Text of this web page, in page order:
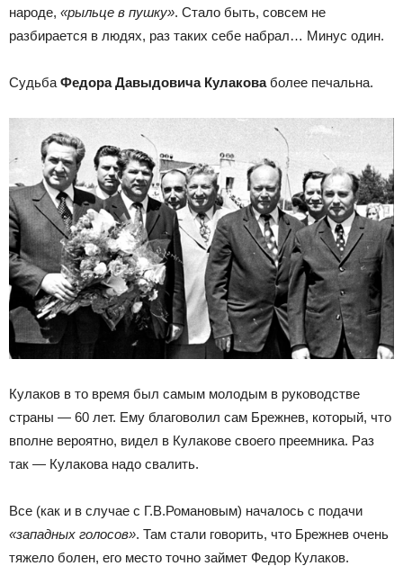
народе, «рыльце в пушку». Стало быть, совсем не
разбирается в людях, раз таких себе набрал… Минус один.
Судьба Федора Давыдовича Кулаковаболее печальна.
Кулаков в то время был самым молодым в руководстве
страны — 60 лет. Ему благоволил сам Брежнев, который, что
вполне вероятно, видел в Кулакове своего преемника. Раз
так — Кулакова надо свалить.
Все (как и в случае с Г.В.Романовым) началось с подачи
«западных голосов». Там стали говорить, что Брежнев очень
тяжело болен, его место точно займет Федор Кулаков.